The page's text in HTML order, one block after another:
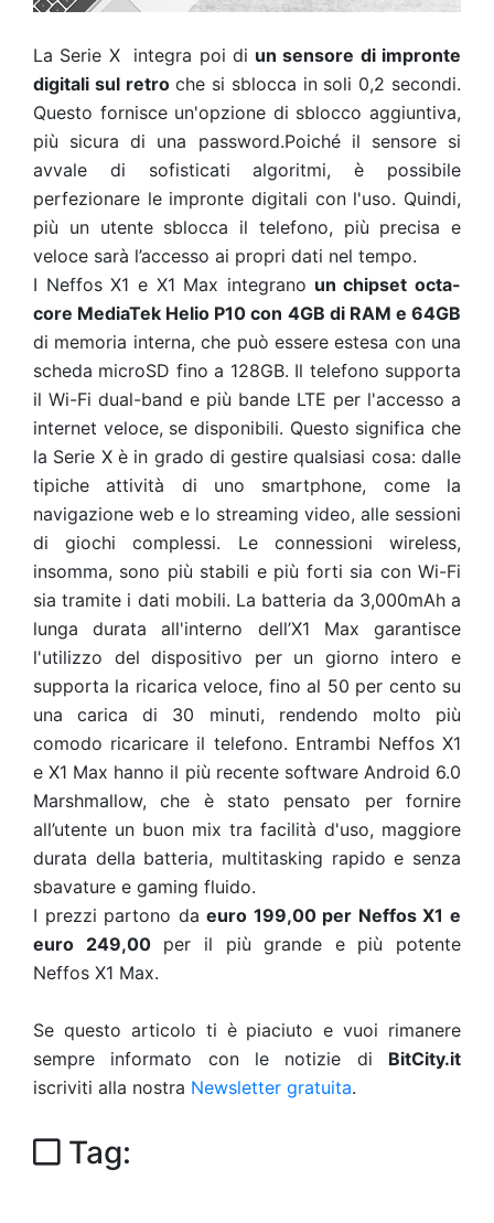
La Serie X integra poi di un sensore di impronte
digitali sul retroche si sblocca in soli 0,2 secondi.
Questo fornisce un'opzione di sblocco aggiuntiva,
più sicura di una password.Poiché il sensore si
avvale di sofisticati algoritmi, è possibile
perfezionare le impronte digitali con l'uso. Quindi,
più un utente sblocca il telefono, più precisa e
veloce sarà l’accesso ai propri dati nel tempo.
I Neffos X1 e X1 Max integrano un chipset octa-
core MediaTek Helio P10 con 4GB di RAM e 64GB
di memoria interna, che può essere estesa con una
scheda microSD fino a 128GB. Il telefono supporta
il Wi-Fi dual-band e più bande LTE per l'accesso a
internet veloce, se disponibili. Questo significa che
la Serie X è in grado di gestire qualsiasi cosa: dalle
tipiche attività di uno smartphone, come la
navigazione web e lo streaming video, alle sessioni
di giochi complessi. Le connessioni wireless,
insomma, sono più stabili e più forti sia con Wi-Fi
sia tramite i dati mobili. La batteria da 3,000mAh a
lunga durata all'interno dell’X1 Max garantisce
l'utilizzo del dispositivo per un giorno intero e
supporta la ricarica veloce, fino al 50 per cento su
una carica di 30 minuti, rendendo molto più
comodo ricaricare il telefono. Entrambi Neffos X1
e X1 Max hanno il più recente software Android 6.0
Marshmallow, che è stato pensato per fornire
all’utente un buon mix tra facilità d'uso, maggiore
durata della batteria, multitasking rapido e senza
sbavature e gaming fluido.
I prezzi partono daeuro 199,00 per Neffos X1 e
euro 249,00per il più grande e più potente
Neffos X1 Max.
Se questo articolo ti è piaciuto e vuoi rimanere
sempre informato con le notizie di BitCity.it
iscriviti alla nostra Newsletter gratuita.
Tag: